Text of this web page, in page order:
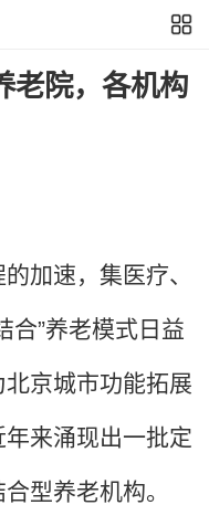
老院，各机构
加速，集医疗、
合”养老模式日益
京城市功能拓展
来涌现出一批定
型养老机构。